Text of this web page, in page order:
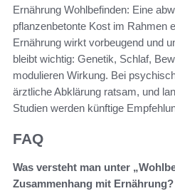
Ernährung Wohlbefinden: Eine
pflanzenbetonte Kost im Rahmen
Ernährung wirkt vorbeugend und
bleibt wichtig: Genetik, Schlaf,
modulieren Wirkung. Bei
ärztliche Abklärung ratsam, und
Studien werden künftige
FAQ
Was versteht man unter
Zusammenhang mit Ernährung?